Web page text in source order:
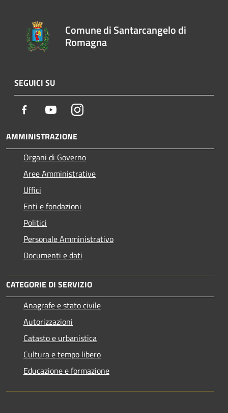
Comune di Santarcangelo di
Romagna
SEGUICI SU
Facebook YoutubeInstagram
AMMINISTRAZIONE
Organi di Governo
Aree Amministrative
Uffici
Enti e fondazioni
Politici
Personale Amministrativo
Documenti e dati
CATEGORIE DI SERVIZIO
Anagrafe e stato civile
Autorizzazioni
Catasto e urbanistica
Cultura e tempo libero
Educazione e formazione